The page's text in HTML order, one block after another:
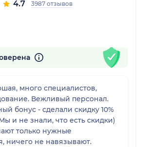
4.7 3987 отзывов
много специалистов,
Вежливый персонал.
бонус - сделали скидку 10%
и не знали, что есть скидки)
только нужные
ничего не навязывают.